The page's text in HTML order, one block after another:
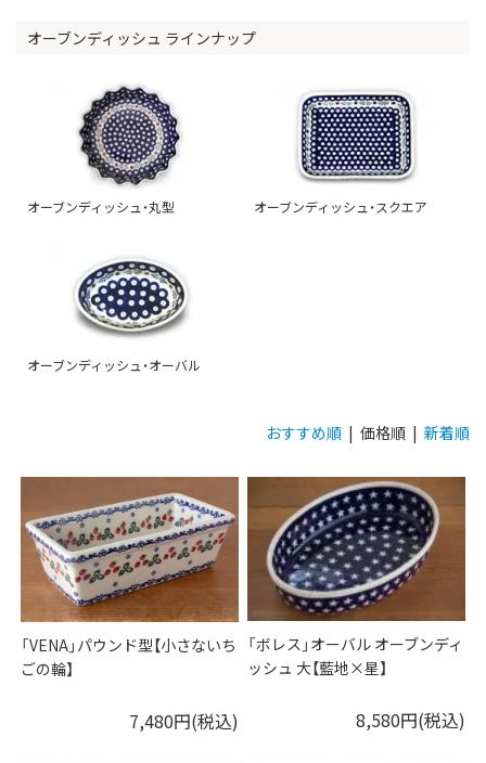
オーブンディッシュ ラインナップ
オーブンディッシュ・丸型 オーブンディッシュ・スクエア
オーブンディッシュ・オーバル
おすすめ順 | 価格順 | 新着順
「VENA」パウンド型【小さないち
ごの輪】
7,480円(税込)
「ボレス」オーバル オーブンディ
ッシュ 大【藍地×星】
8,580円(税込)